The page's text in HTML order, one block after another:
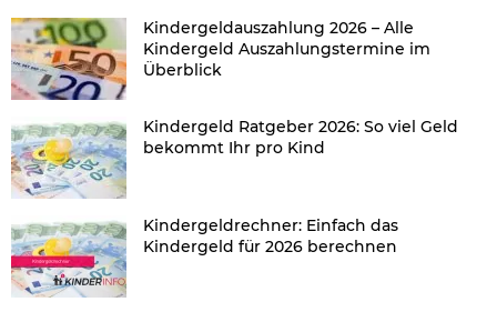
Kindergeldauszahlung 2026 – Alle
Kindergeld Auszahlungstermine im
Überblick
Kindergeld Ratgeber 2026: So viel Geld
bekommt Ihr pro Kind
Kindergeldrechner: Einfach das
Kindergeld für 2026 berechnen